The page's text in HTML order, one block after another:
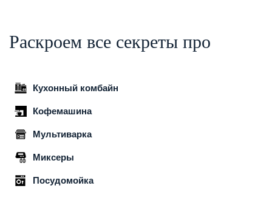
Раскроем все секреты про
Кухонный комбайн
Кофемашина
Мультиварка
Миксеры
Посудомойка